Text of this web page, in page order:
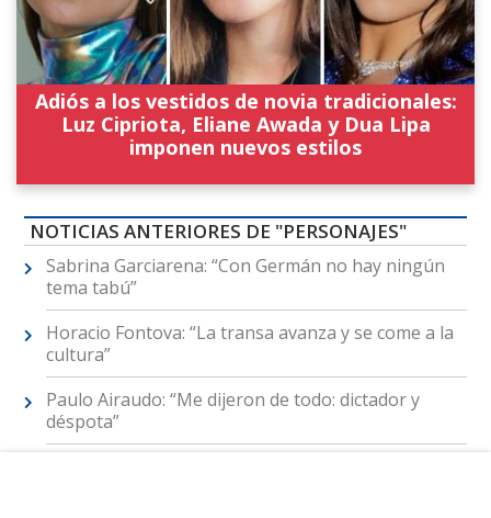
Adiós a los vestidos de novia tradicionales:
Luz Cipriota, Eliane Awada y Dua Lipa
imponen nuevos estilos
NOTICIAS ANTERIORES DE "PERSONAJES"
Sabrina Garciarena: “Con Germán no hay ningún
tema tabú”
Horacio Fontova: “La transa avanza y se come a la
cultura”
Paulo Airaudo: “Me dijeron de todo: dictador y
déspota”